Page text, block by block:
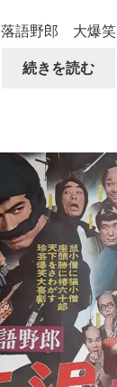
落語野郎 大爆笑
続きを読む